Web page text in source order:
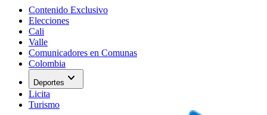
Contenido Exclusivo
Elecciones
Cali
Valle
Comunicadores en Comunas
Colombia
Deportes expand_more
Licita
Turismo